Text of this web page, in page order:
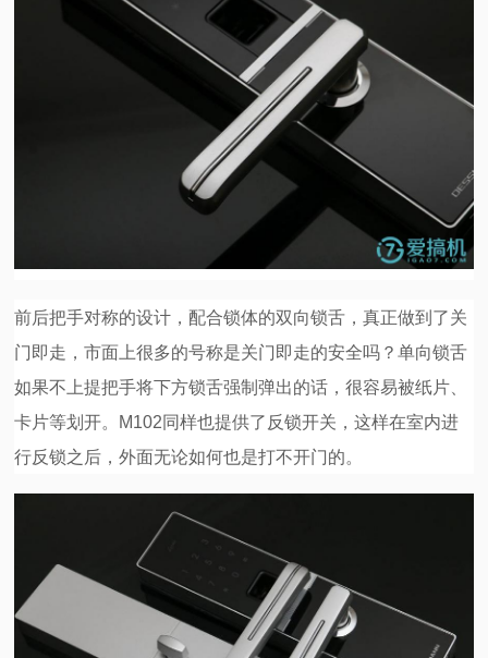
前后把手对称的设计，配合锁体的双向锁舌，真正做到了关
门即走，市面上很多的号称是关门即走的安全吗？单向锁舌
如果不上提把手将下方锁舌强制弹出的话，很容易被纸片、
卡片等划开。M102同样也提供了反锁开关，这样在室内进
行反锁之后，外面无论如何也是打不开门的。